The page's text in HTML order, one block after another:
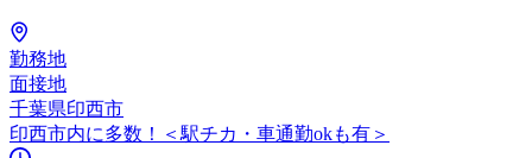
勤務地
面接地
千葉県印西市
印西市内に多数！＜駅チカ・車通勤okも有＞